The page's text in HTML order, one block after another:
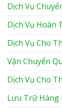
Dịch Vụ
Dịch Vụ Hoàn
Dịch Vụ Cho
Vận Chuyển
Dịch Vụ Cho
Lưu Trữ Hàng